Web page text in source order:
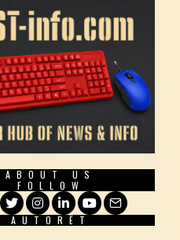
ABOUT US
FOLLOW
TwitterInstagram
LinkedIn
YouTube
Email
AUTORËT